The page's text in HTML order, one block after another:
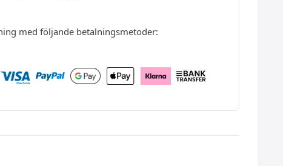
med följande betalningsmetoder: